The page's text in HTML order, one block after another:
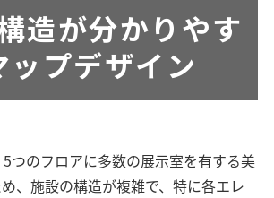
造が分かりやす
ップデザイン
つのフロアに多数の展示室を有する美
、施設の構造が複雑で、特に各エレ